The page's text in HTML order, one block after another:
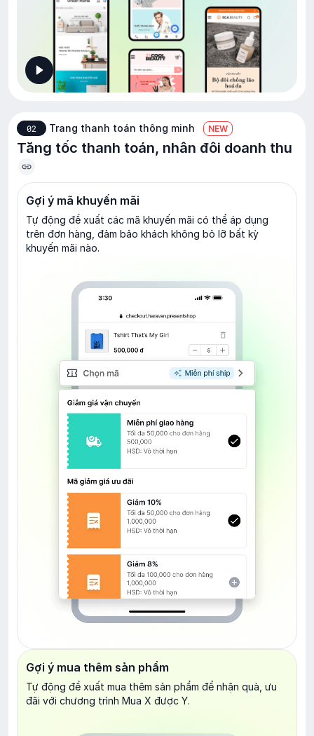
02 Trang thanh toán thông minh NEW
Tăng tốc thanh toán, nhân đôi doanh thu
Gợi ý mã khuyến mãi
Tự động đề xuất các mã khuyến mãi có thể áp dụng
trên đơn hàng, đảm bảo khách không bỏ lỡ bất kỳ
khuyến mãi nào.
Gợi ý mua thêm sản phẩm
Tự động đề xuất mua thêm sản phẩm để nhận quà, ưu
đãi với chương trình Mua X được Y.